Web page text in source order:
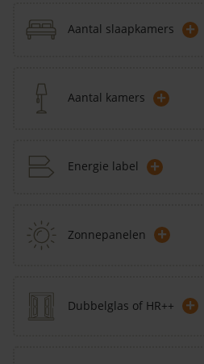
Aantal slaapkamers +
Aantal kamers +
Energie label +
Zonnepanelen +
Dubbelglas of HR++ +